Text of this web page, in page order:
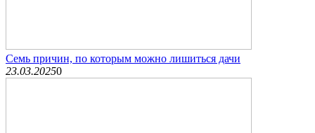
Семь причин, по которым можно лишиться дачи
23.03.20250